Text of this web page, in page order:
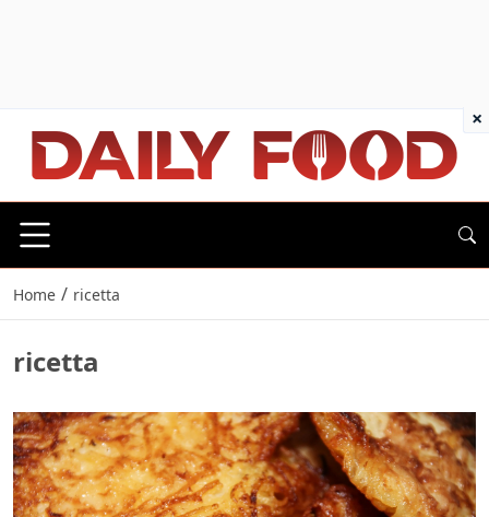
Home / ricetta
ricetta
×